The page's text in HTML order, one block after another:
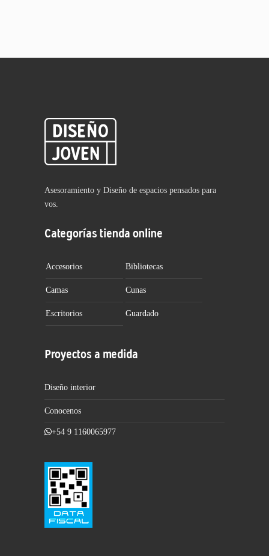
Asesoramiento y Diseño de espacios pensados para
vos.
Categorías tienda online
Accesorios Bibliotecas
Camas Cunas
Escritorios Guardado
Proyectos a medida
Diseño interior
Conocenos
+54 9 1160065977